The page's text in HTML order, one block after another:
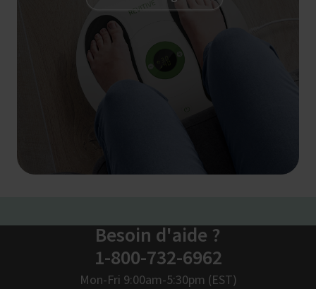
Besoin d'aide ?
1-800-732-6962
Mon-Fri 9:00am-5:30pm (EST)